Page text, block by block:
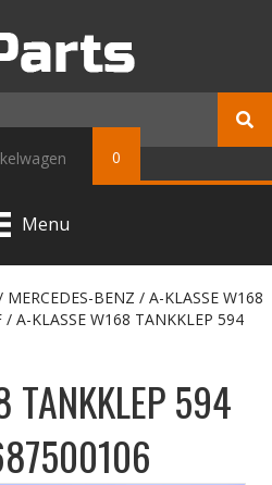
0
Menu
MERCEDES-BENZ / A-KLASSE W168
/ A-KLASSE W168 TANKKLEP 594
TANKKLEP 594